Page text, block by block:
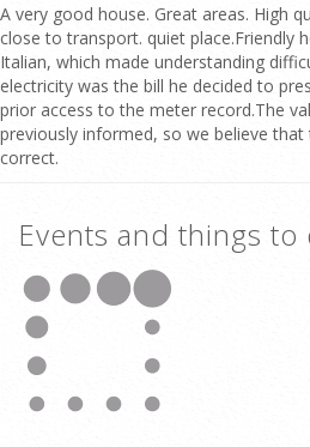
A very good house. Great areas. High
close to transport. quiet place.Friendly
Italian, which made understanding
electricity was the bill he decided to
prior access to the meter record.The
previously informed, so we believe
correct.
Events and things to